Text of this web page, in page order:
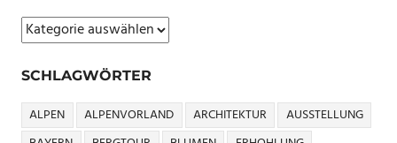
Kategorie
SCHLAGWÖRTER
ALPEN ALPENVORLAND ARCHITEKTUR
AUSSTELLUNG